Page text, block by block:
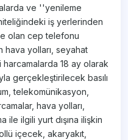
ve ''yenileme
iş yerlerinden
olan cep telefonu
hava yolları, seyahat
18 ay olarak
gerçekleştirilecek basılı
telekomünikasyon,
hava yolları,
ile ilgili yurt dışına ilişkin
içecek, akaryakıt,